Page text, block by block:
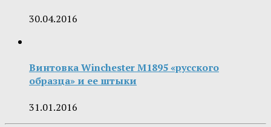
30.04.2016
Винтовка Winchester M1895 «русского
образца» и ее штыки
31.01.2016